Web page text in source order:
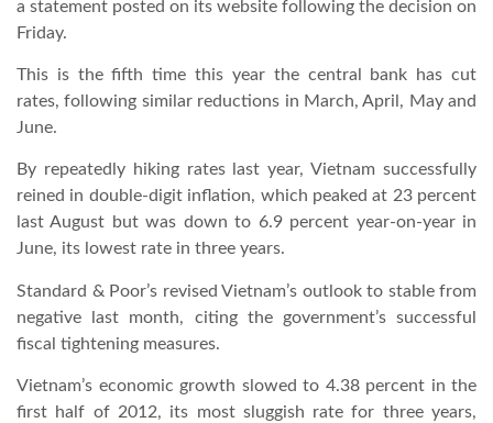
a statement posted on its website following the decision on
Friday.
This is the fifth time this year the central bank has cut
rates, following similar reductions in March, April, May and
June.
By repeatedly hiking rates last year, Vietnam successfully
reined in double-digit inflation, which peaked at 23 percent
last August but was down to 6.9 percent year-on-year in
June, its lowest rate in three years.
Standard & Poor’s revised Vietnam’s outlook to stable from
negative last month, citing the government’s successful
fiscal tightening measures.
Vietnam’s economic growth slowed to 4.38 percent in the
first half of 2012, its most sluggish rate for three years,